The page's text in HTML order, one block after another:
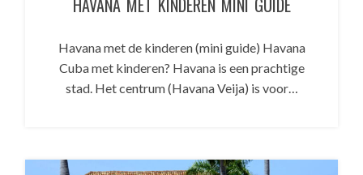
Havana met de kinderen (mini guide) Havana
Cuba met kinderen? Havana is een prachtige
stad. Het centrum (Havana Veija) is voor…